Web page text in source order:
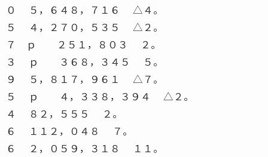
０ ５，６４８，７１６ △４。
５ ４，２７０，５３５ △２。
７ ｐ ２５１，８０３ ２。
３ ｐ ３６８，３４５ ５。
９ ５，８１７，９６１ △７。
５ ｐ ４，３３８，３９４ △２。
４ ８２，５５５ ２。
６ １１２，０４８ ７。
６ ２，０５９，３１８ １１。